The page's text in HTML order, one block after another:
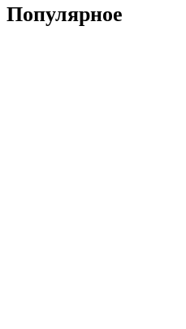
Популярное